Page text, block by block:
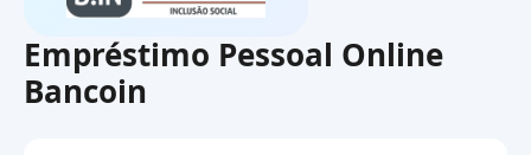
Empréstimo Pessoal Online
Bancoin